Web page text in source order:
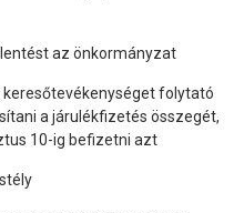
az önkormányzat
keresőtevékenységet folytató
a járulékfizetés összegét,
10-ig befizetni azt